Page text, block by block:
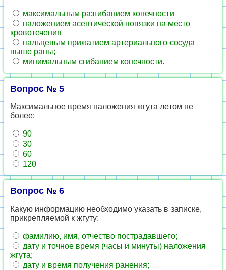
максимальным разгибанием конечности
наложением асептической повязки на место
кровотечения
пальцевым прижатием артериального сосуда
выше раны;
минимальным сгибанием конечности.
Вопрос № 5
Максимальное время наложения жгута летом не
более:
90
30
60
120
Вопрос № 6
Какую информацию необходимо указать в записке,
прикрепляемой к жгуту:
фамилию, имя, отчество пострадавшего;
дату и точное время (часы и минуты) наложения
жгута;
дату и время получения ранения;